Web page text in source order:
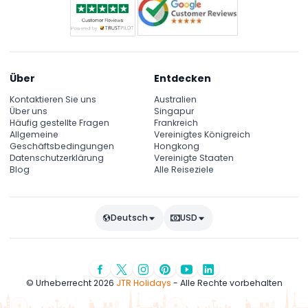
Über
Kontaktieren Sie uns
Über uns
Häufig gestellte Fragen
Allgemeine
Geschäftsbedingungen
Datenschutzerklärung
Blog
Entdecken
Australien
Singapur
Frankreich
Vereinigtes Königreich
Hongkong
Vereinigte Staaten
Alle Reiseziele
Deutsch USD
© Urheberrecht 2026 JTR Holidays - Alle Rechte vorbehalten